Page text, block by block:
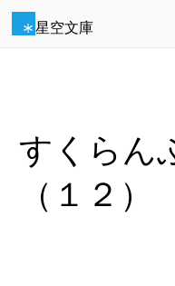
星空文庫
すくらん
（１２）